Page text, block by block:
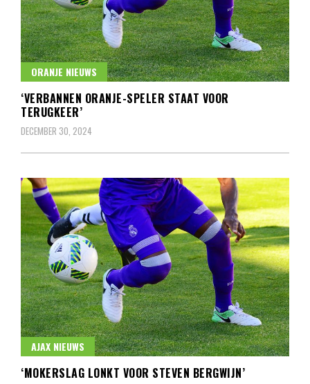
ORANJE NIEUWS
‘VERBANNEN ORANJE-SPELER STAAT VOOR
TERUGKEER’
DECEMBER 30, 2024
AJAX NIEUWS
‘MOKERSLAG LONKT VOOR STEVEN BERGWIJN’